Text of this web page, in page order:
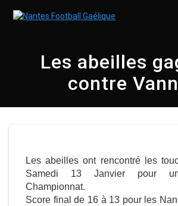
Les abeilles
contre
Les abeilles ont rencontré les
Samedi 13 Janvier pour
Championnat.
Score final de 16 à 13 pour les